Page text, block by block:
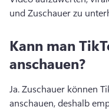
und Zuschauer zu
Kann man
anschauen?
Ja. Zuschauer können
anschauen, deshalb